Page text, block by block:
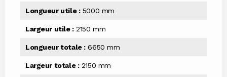
Longueur utile :5000 mm
Largeur utile :2150 mm
Longueur totale :6650 mm
Largeur totale :2150 mm